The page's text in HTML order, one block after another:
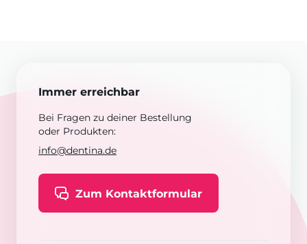
Immer erreichbar
Bei Fragen zu deiner Bestellung
oder Produkten:
info@dentina.de
Zum Kontaktformular